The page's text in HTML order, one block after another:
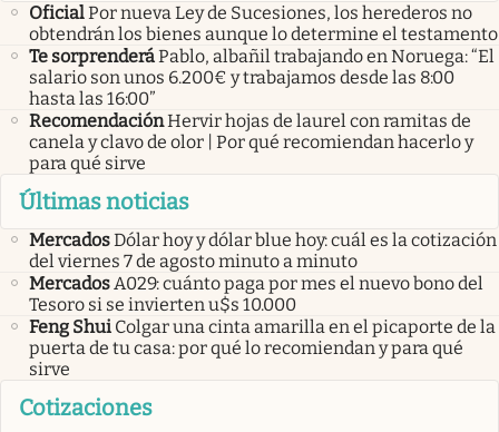
OficialPor nueva Ley de Sucesiones, los herederos no
obtendrán los bienes aunque lo determine el testamento
Te sorprenderáPablo, albañil trabajando en Noruega: “El
salario son unos 6.200€ y trabajamos desde las 8:00
hasta las 16:00”
RecomendaciónHervir hojas de laurel con ramitas de
canela y clavo de olor | Por qué recomiendan hacerlo y
para qué sirve
Últimas noticias
MercadosDólar hoy y dólar blue hoy: cuál es la cotización
del viernes 7 de agosto minuto a minuto
MercadosA029: cuánto paga por mes el nuevo bono del
Tesoro si se invierten u$s 10.000
Feng Shui Colgar una cinta amarilla en el picaporte de la
puerta de tu casa: por qué lo recomiendan y para qué
sirve
Cotizaciones